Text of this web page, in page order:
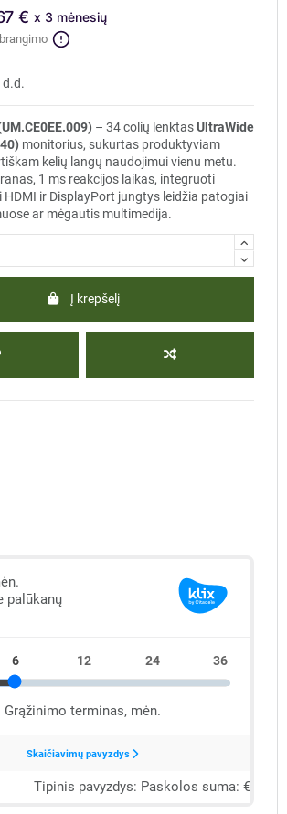
€ x 3 mėnesių
d.d.
– 34 colių lenktasUltraWide
monitorius, sukurtas produktyviam
kelių langų naudojimui vienu metu.
1 ms reakcijos laikas, integruoti
HDMI ir DisplayPort jungtys leidžia patogiai
ar mėgautis multimedija.
Į krepšelį